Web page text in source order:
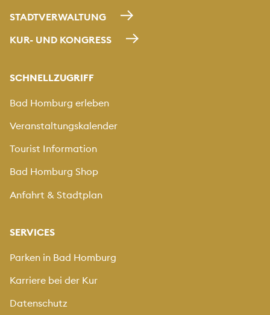
STADTVERWALTUNG
KUR- UND KONGRESS
SCHNELLZUGRIFF
Bad Homburg erleben
Veranstaltungskalender
Tourist Information
Bad Homburg Shop
Anfahrt & Stadtplan
SERVICES
Parken in Bad Homburg
Karriere bei der Kur
Datenschutz